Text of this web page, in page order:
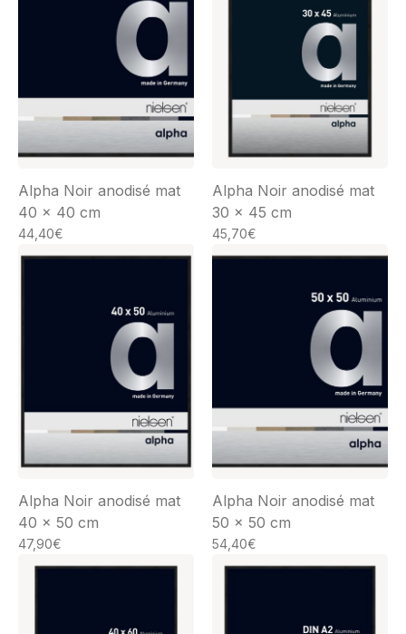
Alpha Noir anodisé mat
40 x 40 cm
44,40€
Alpha Noir anodisé mat
30 x 45 cm
45,70€
Alpha Noir anodisé mat
40 x 50 cm
47,90€
Alpha Noir anodisé mat
50 x 50 cm
54,40€